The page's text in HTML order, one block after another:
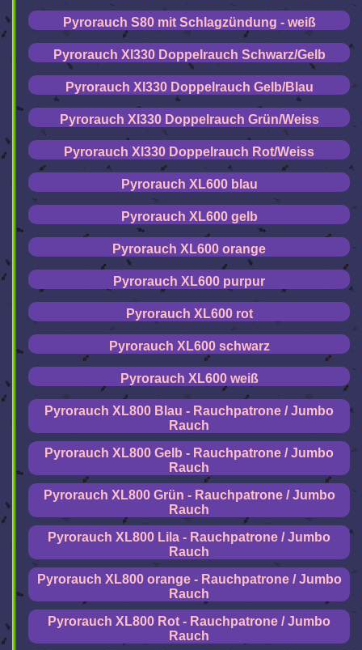
Pyrorauch S80 mit Schlagzündung - weiß
Pyrorauch Xl330 Doppelrauch Schwarz/Gelb
Pyrorauch Xl330 Doppelrauch Gelb/Blau
Pyrorauch Xl330 Doppelrauch Grün/Weiss
Pyrorauch Xl330 Doppelrauch Rot/Weiss
Pyrorauch XL600 blau
Pyrorauch XL600 gelb
Pyrorauch XL600 orange
Pyrorauch XL600 purpur
Pyrorauch XL600 rot
Pyrorauch XL600 schwarz
Pyrorauch XL600 weiß
Pyrorauch XL800 Blau - Rauchpatrone / Jumbo
Rauch
Pyrorauch XL800 Gelb - Rauchpatrone / Jumbo
Rauch
Pyrorauch XL800 Grün - Rauchpatrone / Jumbo
Rauch
Pyrorauch XL800 Lila - Rauchpatrone / Jumbo
Rauch
Pyrorauch XL800 orange - Rauchpatrone / Jumbo
Rauch
Pyrorauch XL800 Rot - Rauchpatrone / Jumbo
Rauch